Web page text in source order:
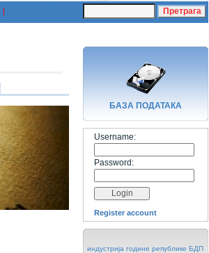
БАЗA ПОДАТАКА
Username:
Password:
Register account
индустрија године републике БДП